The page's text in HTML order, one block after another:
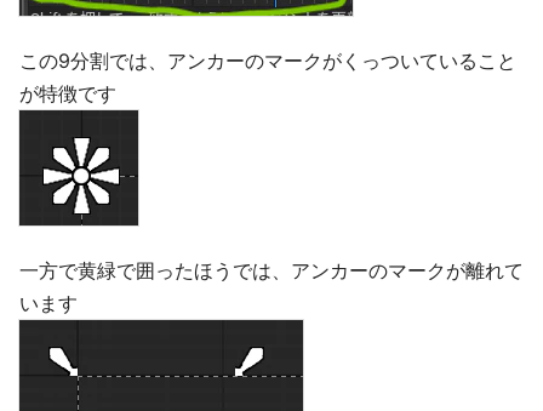
この9分割では、アンカーのマークがくっついていること
が特徴です
一方で黄緑で囲ったほうでは、アンカーのマークが離れて
います